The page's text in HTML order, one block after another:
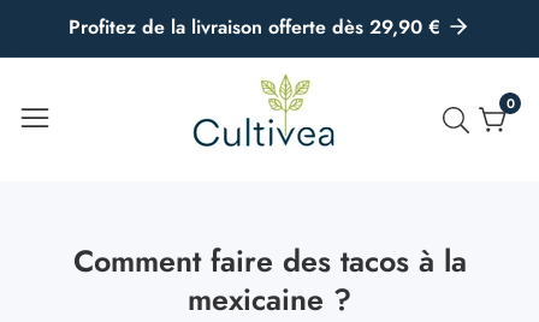
Profitez de la livraison offerte dès 29,90 €
00
Comment faire des tacos à la
mexicaine ?